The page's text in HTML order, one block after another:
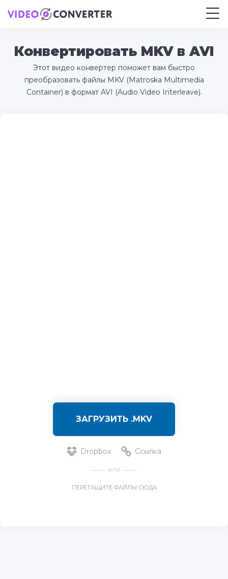
Конвертировать MKV в AVI
Этот видео конвертер поможет вам быстро
преобразовать файлы MKV (Matroska Multimedia
Container) в формат AVI (Audio Video Interleave).
ЗАГРУЗИТЬ .MKV
Dropbox Ссылка
ИЛИ
ПЕРЕТАЩИТЕ ФАЙЛЫ СЮДА